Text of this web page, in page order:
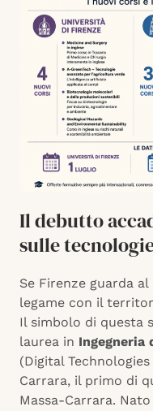
Il debutto
sulle
Se Firenze guarda
legame con il
Il simbolo di questa
laurea in Ingegneria
(Digital
Carrara, il primo di
Massa-Carrara.